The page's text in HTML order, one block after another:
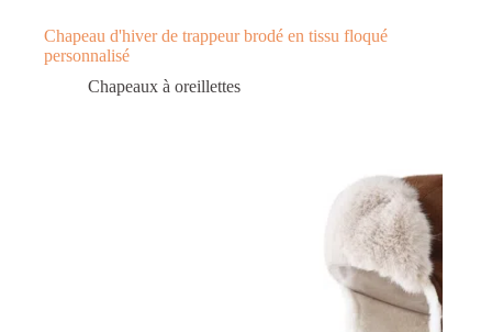
Chapeau d'hiver de trappeur brodé en tissu floqué
personnalisé
Chapeaux à oreillettes